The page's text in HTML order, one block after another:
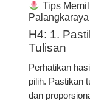
Tips
Palangkaraya
H4: 1.
Tulisan
Perhatikan
pilih. Pastikan
dan